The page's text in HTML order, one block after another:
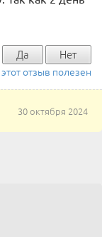
Да Нет
этот отзыв полезен
30 октября 2024